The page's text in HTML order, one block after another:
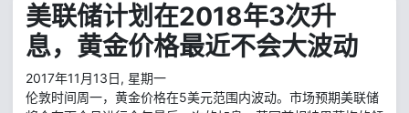
美联储计划在2018年3次升
息，黄金价格最近不会大波动
2017年11月13日, 星期一
伦敦时间周一，黄金价格在5美元范围内波动。市场预期美联储